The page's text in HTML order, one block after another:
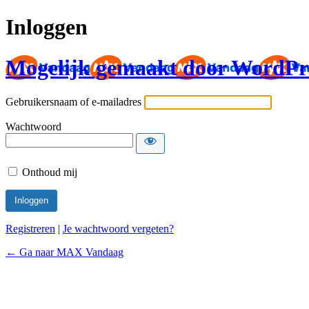
Inloggen
Mogelijk gemaakt door
Gebruikersnaam of e-mailadres
Wachtwoord
Onthoud mij
Registreren | Je wachtwoord vergeten?
← Ga naar MAX Vandaag